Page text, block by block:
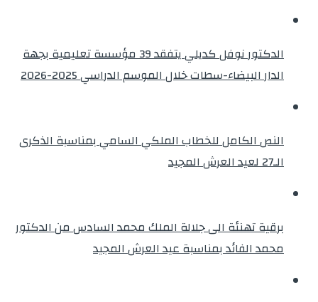
الدكتور نوفل كديلي يتفقد 39 مؤسسة تعليمية بجهة
الدار البيضاء-سطات خلال الموسم الدراسي 2025-2026
النص الكامل للخطاب الملكي السامي بمناسبة الذكرى
الـ27 لعيد العرش المجيد
برقية تهنئة الى جلالة الملك محمد السادس من الدكتور
محمد الفائد بمناسبة عيد العرش المجيد